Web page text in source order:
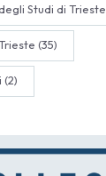
Studi di Trieste
(35)
(2)